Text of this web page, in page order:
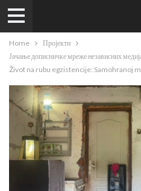
Home
Пројекти
Јачање дописничке мреже независних
Život na rubu egzistencije: Samohranoj